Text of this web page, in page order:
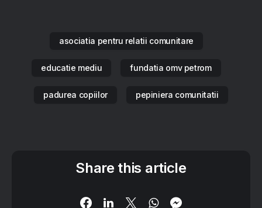
asociatia pentru relatii comunitare
educatie mediu fundatia omv petrom
padurea copiilor pepiniera comunitatii
Share this article